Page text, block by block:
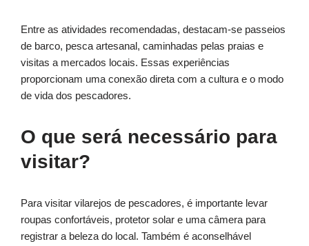
Entre as atividades recomendadas, destacam-se passeios
de barco, pesca artesanal, caminhadas pelas praias e
visitas a mercados locais. Essas experiências
proporcionam uma conexão direta com a cultura e o modo
de vida dos pescadores.
O que será necessário para
visitar?
Para visitar vilarejos de pescadores, é importante levar
roupas confortáveis, protetor solar e uma câmera para
registrar a beleza do local. Também é aconselhável